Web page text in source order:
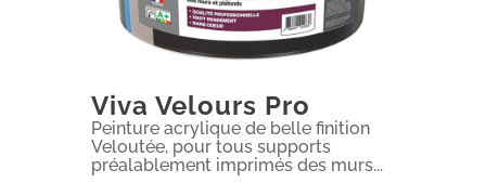
Viva Velours Pro
Peinture acrylique de belle finition
Veloutée, pour tous supports
préalablement imprimés des murs...